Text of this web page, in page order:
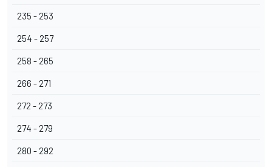
235 - 253
254 - 257
258 - 265
266 - 271
272 - 273
274 - 279
280 - 292